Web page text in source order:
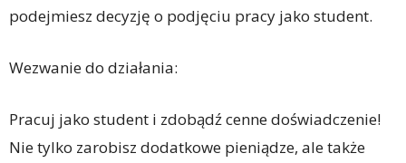
podejmiesz decyzję o podjęciu pracy jako student.
Wezwanie do działania:
Pracuj jako student i zdobądź cenne doświadczenie!
Nie tylko zarobisz dodatkowe pieniądze, ale także